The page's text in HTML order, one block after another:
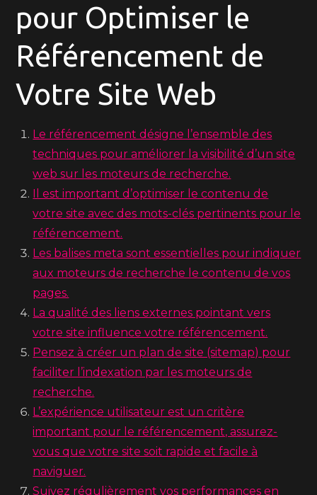
pour Optimiser le
Référencement de
Votre Site Web
Le référencement désigne l’ensemble des
techniques pour améliorer la visibilité d’un site
web sur les moteurs de recherche.
Il est important d’optimiser le contenu de
votre site avec des mots-clés pertinents pour le
référencement.
Les balises meta sont essentielles pour indiquer
aux moteurs de recherche le contenu de vos
pages.
La qualité des liens externes pointant vers
votre site influence votre référencement.
Pensez à créer un plan de site (sitemap) pour
faciliter l’indexation par les moteurs de
recherche.
L’expérience utilisateur est un critère
important pour le référencement, assurez-
vous que votre site soit rapide et facile à
naviguer.
Suivez régulièrement vos performances en